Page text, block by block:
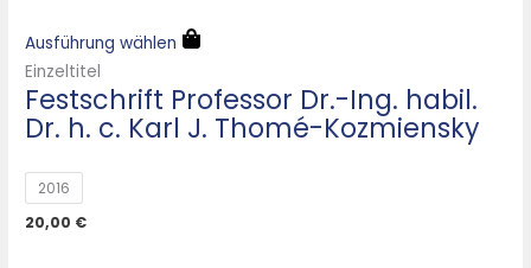
Ausführung wählen
Einzeltitel
Festschrift Professor Dr.-Ing. habil.
Dr. h. c. Karl J. Thomé-Kozmiensky
2016
20,00 €